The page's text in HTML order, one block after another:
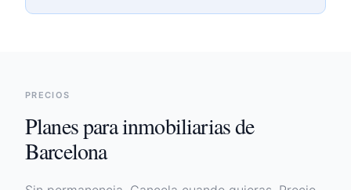
PRECIOS
Planes para inmobiliarias de
Barcelona